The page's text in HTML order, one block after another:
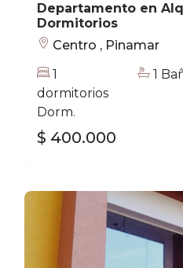
Departamento en
Dormitorios
Centro , Pinamar
1
dormitorios
Dorm.
1
$ 400.000